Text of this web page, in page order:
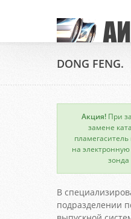
DONG FENG.
Акция! При
замене
на
В
подразделении